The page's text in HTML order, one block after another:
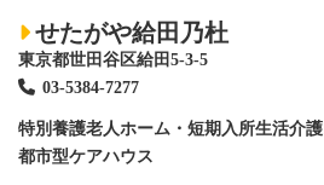
せたがや給田乃杜
東京都世田谷区給田5-3-5
03-5384-7277
特別養護老人ホーム ・短期入所生活介護
都市型ケアハウス